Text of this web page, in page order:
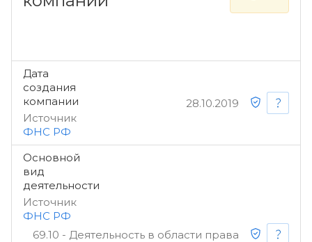
Дата
создания
компании
Источник
ФНС РФ
28.10.2019
Основной
вид
деятельности
Источник
ФНС РФ
69.10 - Деятельность в области права